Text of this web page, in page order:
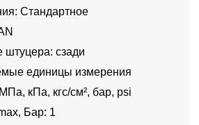
Стандартное
штуцера: сзади
единицы измерения
кПа, кгс/см², бар, psi
Бар: 1